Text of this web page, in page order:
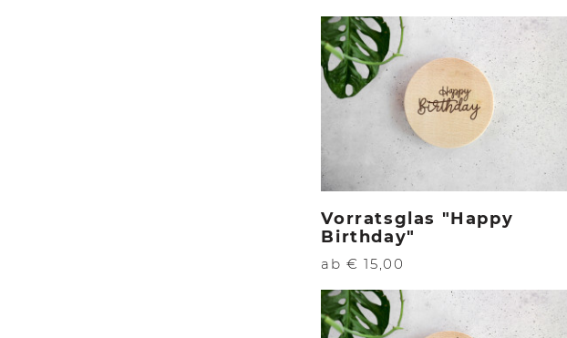
Vorratsglas "Happy
Birthday"
ab € 15,00